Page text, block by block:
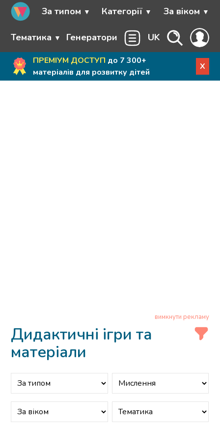
За типом Категорії За віком
Тематика Генератори UK
ПРЕМІУМ ДОСТУП до 7 300+
матеріалів для розвитку дітей
X
вимкнути рекламу
Дидактичні ігри та
матеріали